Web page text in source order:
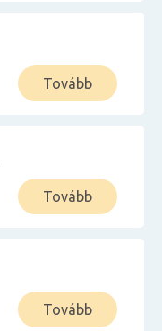
Tovább
Tovább
Tovább